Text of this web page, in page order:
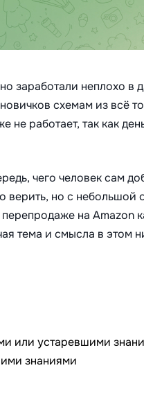
заработали неплохо в
схемам из всё
работает, так как
чего человек сам
верить, но с небольшой
на Amazon
тема и смысла в этом
или устаревшими
знаниями